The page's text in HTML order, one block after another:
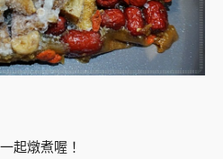
一起燉煮喔！